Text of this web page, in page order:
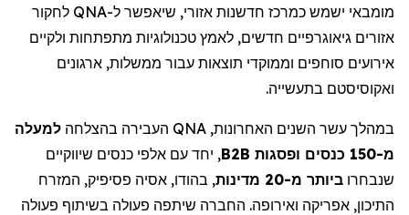
מומבאי ישמש כמרכז חדשנות אזורי, שיאפשר ל-QNA לחקור
אזורים גיאוגרפיים חדשים, לאמץ טכנולוגיות מתפתחות ולקיים
אירועים סוחפים וממוקדי תוצאות עבור ממשלות, ארגונים
ואקוסיסטם בתעשייה.
במהלך עשר השנים האחרונות, QNA העבירה בהצלחה למעלה
מ-150 כנסים ופסגות
B2B, יחד עם אלפי כנסים שיווקיים
שנבחרו ביותר מ-20 מדינות , בהודו, אסיה פסיפיק, המזרח
התיכון, אפריקה ואירופה. החברה שיתפה פעולה בשיתוף פעולה